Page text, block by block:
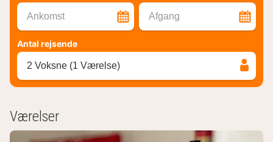
Ankomst Afgang
Antal rejsende
2 Voksne (1 Værelse)
Værelser